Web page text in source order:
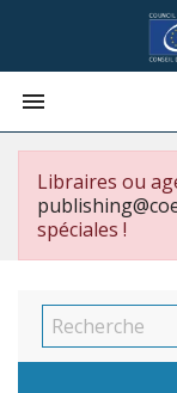

Libraires ou
spéciales !